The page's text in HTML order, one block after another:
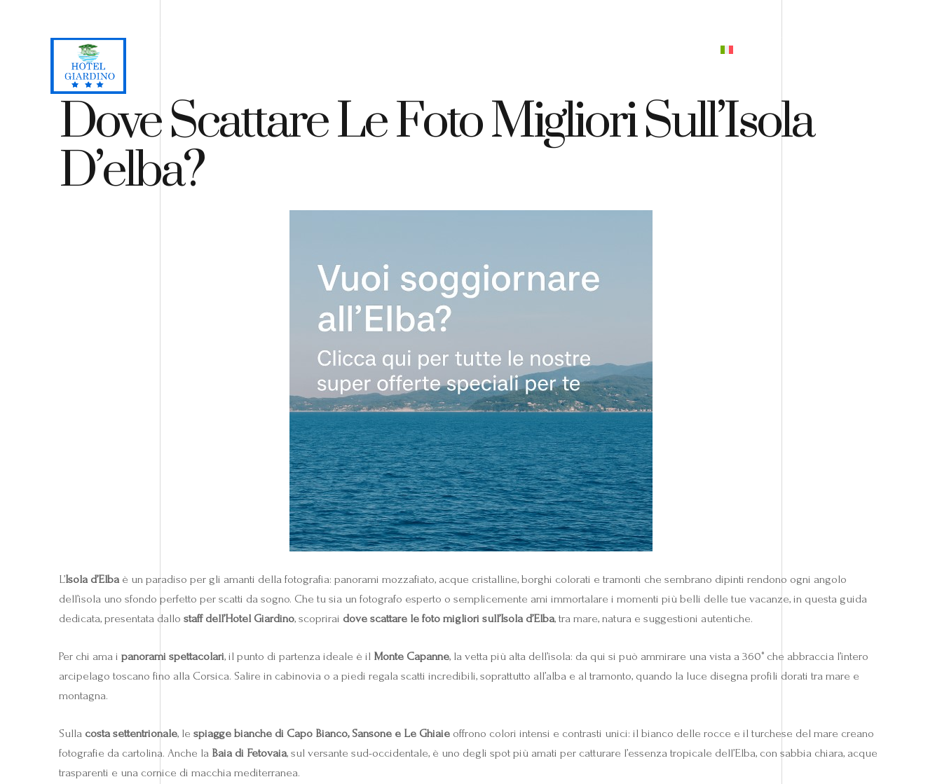
Dove Scattare Le Foto Migliori Sull’Isola
D’elba?
L’Isola d’Elbaè un paradiso per gli amanti della fotografia: panorami mozzafiato, acque cristalline, borghi colorati e tramonti che sembrano dipinti rendono ogni angolo
dell’isola uno sfondo perfetto per scatti da sogno. Che tu sia un fotografo esperto o semplicemente ami immortalare i momenti più belli delle tue vacanze, in questa guida
dedicata, presentata dallo staff dell’Hotel Giardino, scoprirai dove scattare le foto migliori sull’Isola d’Elba, tra mare, natura e suggestioni autentiche.
Per chi ama i panorami spettacolari, il punto di partenza ideale è il Monte Capanne, la vetta più alta dell’isola: da qui si può ammirare una vista a 360° che abbraccia l’intero
arcipelago toscano fino alla Corsica. Salire in cabinovia o a piedi regala scatti incredibili, soprattutto all’alba e al tramonto, quando la luce disegna profili dorati tra mare e
montagna.
Sulla costa settentrionale, le spiagge bianche di Capo Bianco, Sansone e Le Ghiaie offrono colori intensi e contrasti unici: il bianco delle rocce e il turchese del mare creano
fotografie da cartolina. Anche la Baia di Fetovaia, sul versante sud-occidentale, è uno degli spot più amati per catturare l’essenza tropicale dell’Elba, con sabbia chiara, acque
trasparenti e una cornice di macchia mediterranea.